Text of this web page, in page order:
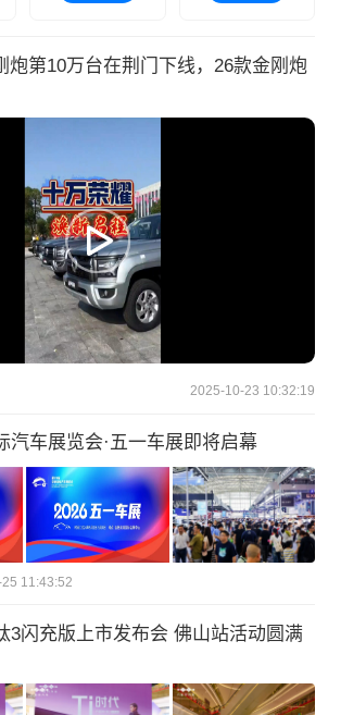
炮第10万台在荆门下线，26款金刚炮
2025-10-23 10:32:19
汽车展览会·五一车展即将启幕
11:43:52
3闪充版上市发布会 佛山站活动圆满